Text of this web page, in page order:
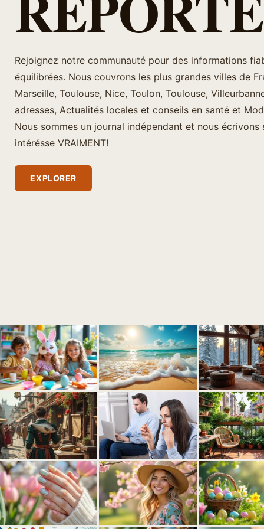
Rejoignez notre communauté pour des informations
équilibrées. Nous couvrons les plus grandes villes de
Marseille, Toulouse, Nice, Toulon, Toulouse,
adresses, Actualités locales et conseils en santé et
Nous sommes un journal indépendant et nous écrivons
intérésse VRAIMENT!
EXPLORER